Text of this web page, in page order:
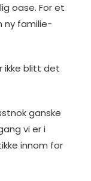
oase. For et
ny familie-
ikke blitt det
ganske
vi er i
innom for